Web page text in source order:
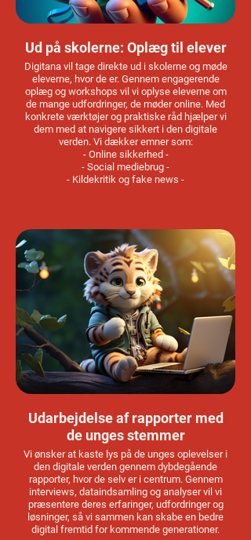
Ud på skolerne: Oplæg til elever
Digitana vil tage direkte ud i skolerne og møde
eleverne, hvor de er. Gennem engagerende
oplæg og workshops vil vi oplyse eleverne om
de mange udfordringer, de møder online. Med
konkrete værktøjer og praktiske råd hjælper vi
dem med at navigere sikkert i den digitale
verden. Vi dækker emner som:
- Online sikkerhed -
- Social mediebrug -
- Kildekritik og fake news -
Udarbejdelse af rapporter med
de unges stemmer
Vi ønsker at kaste lys på de unges oplevelser i
den digitale verden gennem dybdegående
rapporter, hvor de selv er i centrum. Gennem
interviews, dataindsamling og analyser vil vi
præsentere deres erfaringer, udfordringer og
løsninger, så vi sammen kan skabe en bedre
digital fremtid for kommende generationer.